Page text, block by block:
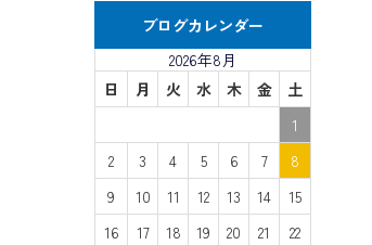
ブログカレンダー
2026年8月
日
月 火 水 木 金
土
1
2
3 4 5 6 7
8
9
10 11 12 13 14
15
16
17 18 19 20 21
22